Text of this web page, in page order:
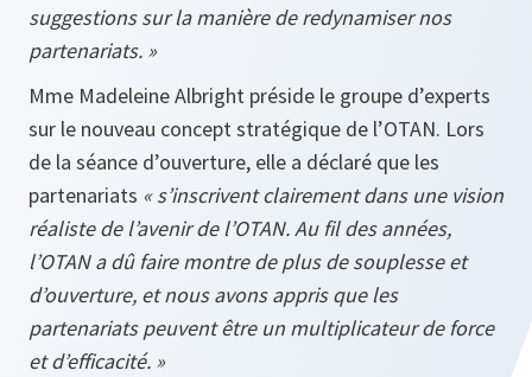
suggestions sur la manière de redynamiser nos
partenariats. »
Mme Madeleine Albright préside le groupe d’experts
sur le nouveau concept stratégique de l’OTAN. Lors
de la séance d’ouverture, elle a déclaré que les
partenariats « s’inscrivent clairement dans une vision
réaliste de l’avenir de l’OTAN. Au fil des années,
l’OTAN a dû faire montre de plus de souplesse et
d’ouverture, et nous avons appris que les
partenariats peuvent être un multiplicateur de force
et d’efficacité. »